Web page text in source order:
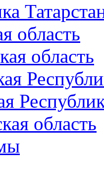
область
область
область